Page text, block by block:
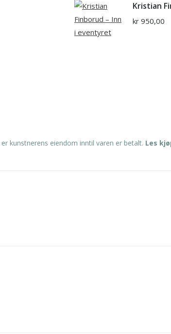
Kristian
kr 950,00
kunstnerens eiendom inntil varen er betalt. Les